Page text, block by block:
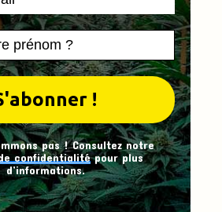
pas ! Consultez notre
confidentialitépour plus
d’informations.